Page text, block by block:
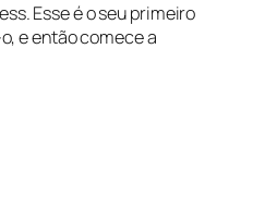
Esse é o seu primeiro
e então comece a